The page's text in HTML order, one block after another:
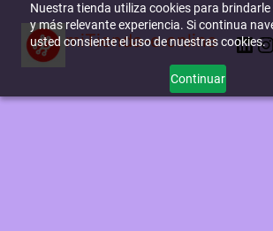
Nuestra tienda utiliza cookies para
y más relevante experiencia. Si continua
usted consiente el uso de nuestras cookies.
Continuar
miTienda-e.online